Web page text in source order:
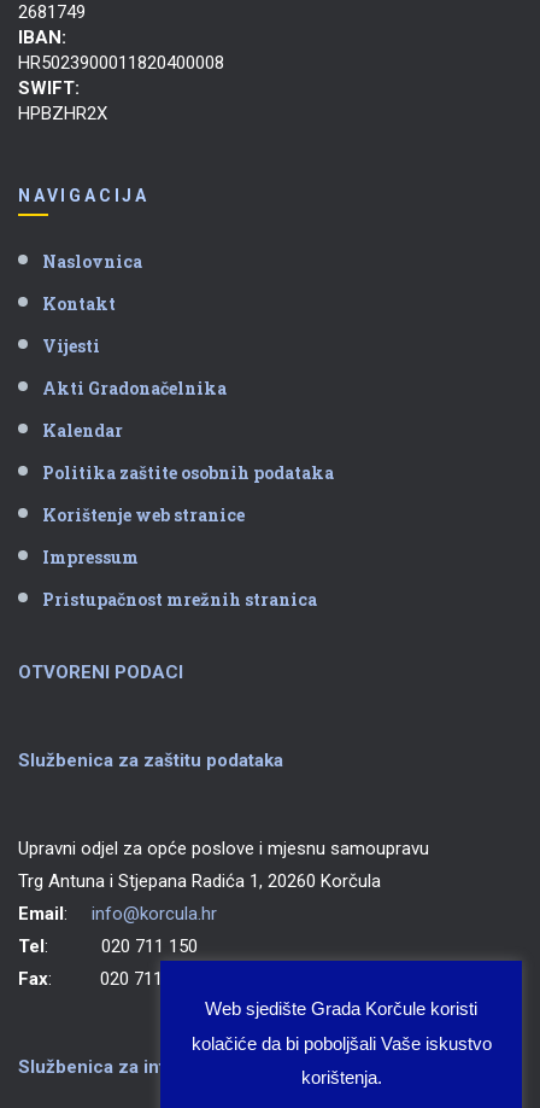
2681749
IBAN:
HR5023900011820400008
SWIFT:
HPBZHR2X
NAVIGACIJA
Naslovnica
Kontakt
Vijesti
Akti Gradonačelnika
Kalendar
Politika zaštite osobnih podataka
Korištenje web stranice
Impressum
Pristupačnost mrežnih stranica
OTVORENI PODACI
Službenica za zaštitu podataka
Upravni odjel za opće poslove i mjesnu samoupravu
Trg Antuna i Stjepana Radića 1, 20260 Korčula
Email: info@korcula.hr
Tel: 020 711 150
Fax: 020 711 702
Službenica za informiranje Grada Korčule
Web sjedište Grada Korčule koristi
kolačiće da bi poboljšali Vaše iskustvo
korištenja.